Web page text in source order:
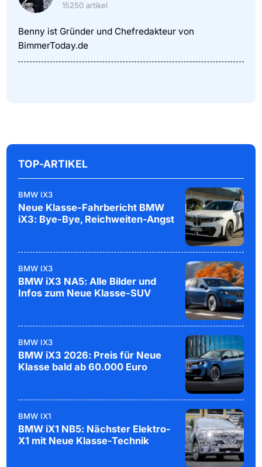
15250 artikel
Benny ist Gründer und Chefredakteur von
BimmerToday.de
TOP-ARTIKEL
BMW IX3
Neue Klasse-Fahrbericht BMW
iX3: Bye-Bye, Reichweiten-Angst
BMW IX3
BMW iX3 NA5: Alle Bilder und
Infos zum Neue Klasse-SUV
BMW IX3
BMW iX3 2026: Preis für Neue
Klasse bald ab 60.000 Euro
BMW IX1
BMW iX1 NB5: Nächster Elektro-
X1 mit Neue Klasse-Technik